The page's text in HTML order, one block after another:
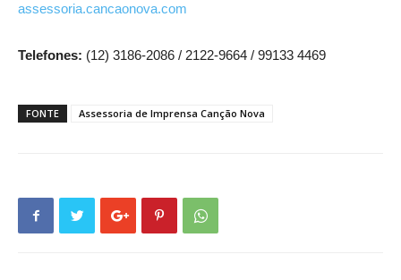
assessoria.cancaonova.com
Telefones: (12) 3186-2086 / 2122-9664 / 99133 4469
FONTE Assessoria de Imprensa Canção Nova